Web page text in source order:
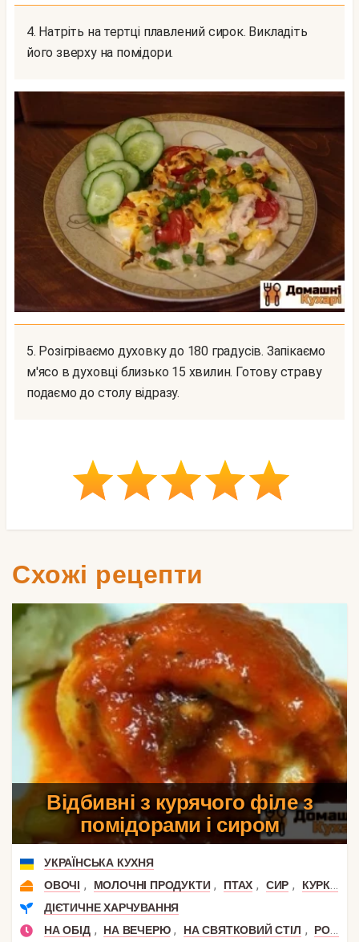
4. Натріть на тертці плавлений сирок. Викладіть
його зверху на помідори.
5. Розігріваємо духовку до 180 градусів. Запікаємо
м'ясо в духовці близько 15 хвилин. Готову страву
подаємо до столу відразу.
Схожі рецепти
Відбивні з курячого філе з
помідорами і сиром
УКРАЇНСЬКА КУХНЯ
ОВОЧІ , МОЛОЧНІ ПРОДУКТИ , ПТАХ , СИР , КУРКА
ДІЄТИЧНЕ ХАРЧУВАННЯ
НА ОБІД , НА ВЕЧЕРЮ , НА СВЯТКОВИЙ СТІЛ ,
РОМАНТИЧНА ВЕЧЕРЯ